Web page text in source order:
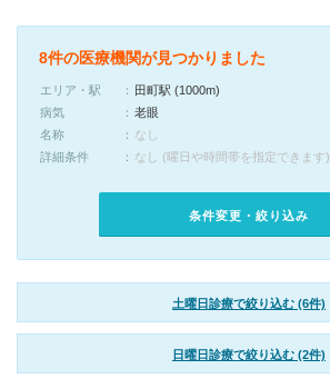
8件の医療機関が見つかりました
エリア・駅
田町駅 (1000m)
病気
老眼
名称
なし
詳細条件
なし (曜日や時間帯を指定できます)
条件変更・絞り込み
土曜日診療で絞り込む (6件)
日曜日診療で絞り込む (2件)